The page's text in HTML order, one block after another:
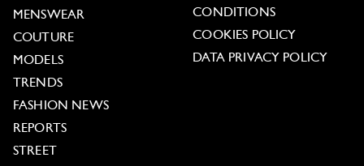
MENSWEAR
COUTURE
MODELS
TRENDS
FASHION NEWS
REPORTS
STREET
CONDITIONS
COOKIES POLICY
DATA PRIVACY POLICY